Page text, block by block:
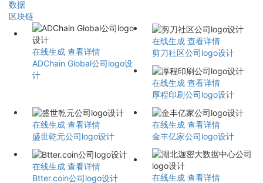
数据
区块链
在线生成 查看详情
ADChain Global公司logo设
计
在线生成 查看详情
剪刀社区公司logo设计
在线生成 查看详情
厚程印刷公司logo设计
在线生成 查看详情
盛世乾元公司logo设计
在线生成 查看详情
金丰亿家公司logo设计
在线生成 查看详情
Btter.coin公司logo设计
在线生成 查看详情